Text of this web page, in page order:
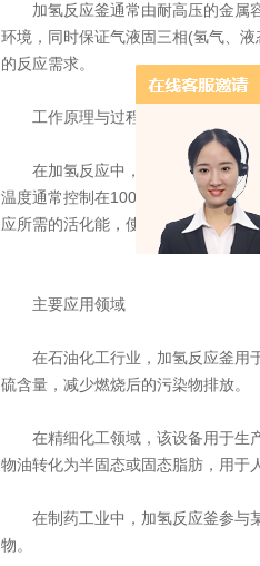
加氢反应釜通常由耐高压的金属容
环境，同时保证气液固三相(氢气、
的反应需求。
工作原理与过程
在加氢反应中，氢气被压缩后通入
温度通常控制在100至400摄氏度之
应所需的活化能，使氢分子更容易断
主要应用领域
在石油化工行业，加氢反应釜用于
硫含量，减少燃烧后的污染物排放。
在精细化工领域，该设备用于生产
物油转化为半固态或固态脂肪，用于
在制药工业中，加氢反应釜参与某
物。